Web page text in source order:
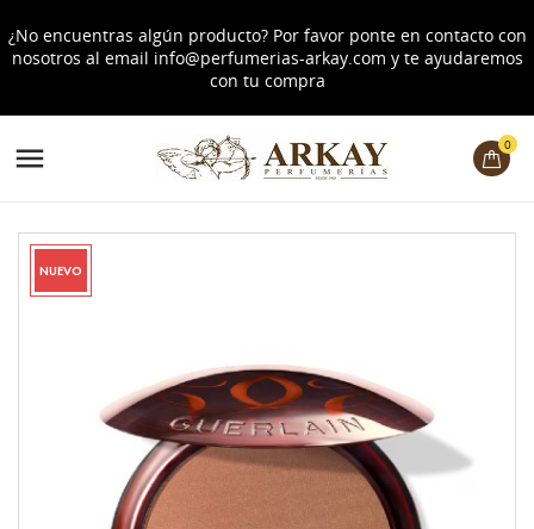
¿No encuentras algún producto? Por favor ponte en contacto con
nosotros al email info@perfumerias-arkay.com y te ayudaremos
con tu compra
 0
NUEVO